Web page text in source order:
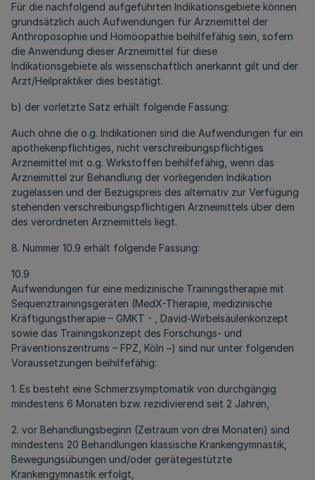
Für die nachfolgend aufgeführten Indikationsgebiete können
grundsätzlich auch Aufwendungen für Arzneimittel der
Anthroposophie und Homöopathie beihilfefähig sein, sofern
die Anwendung dieser Arzneimittel für diese
Indikationsgebiete als wissenschaftlich anerkannt gilt und der
Arzt/Heilpraktiker dies bestätigt.
b) der vorletzte Satz erhält folgende Fassung:
Auch ohne die o.g. Indikationen sind die Aufwendungen für ein
apothekenpflichtiges, nicht verschreibungspflichtiges
Arzneimittel mit o.g. Wirkstoffen beihilfefähig, wenn das
Arzneimittel zur Behandlung der vorliegenden Indikation
zugelassen und der Bezugspreis des alternativ zur Verfügung
stehenden verschreibungspflichtigen Arzneimittels über dem
des verordneten Arzneimittels liegt.
8. Nummer 10.9 erhält folgende Fassung:
10.9
Aufwendungen für eine medizinische Trainingstherapie mit
Sequenztrainingsgeräten (MedX-Therapie, medizinische
Kräftigungstherapie – GMKT - , David-Wirbelsäulenkonzept
sowie das Trainingskonzept des Forschungs- und
Präventionszentrums – FPZ, Köln –) sind nur unter folgenden
Voraussetzungen beihilfefähig:
1. Es besteht eine Schmerzsymptomatik von durchgängig
mindestens 6 Monaten bzw. rezidivierend seit 2 Jahren,
2. vor Behandlungsbeginn (Zeitraum von drei Monaten) sind
mindestens 20 Behandlungen klassische Krankengymnastik,
Bewegungsübungen und/oder gerätegestützte
Krankengymnastik erfolgt,